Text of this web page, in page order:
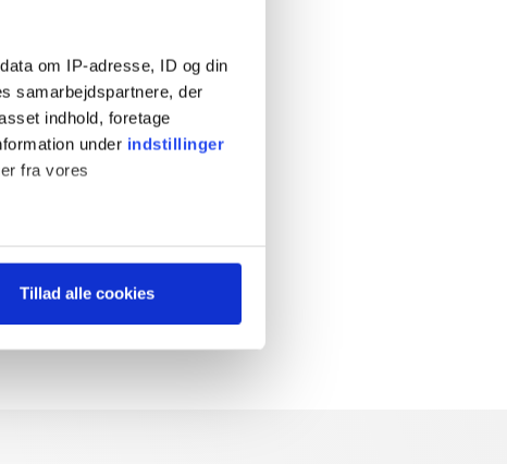
om IP-adresse, ID og din
samarbejdspartnere, der
indhold, foretage
under indstillinger
fra vores
Tillad alle cookies